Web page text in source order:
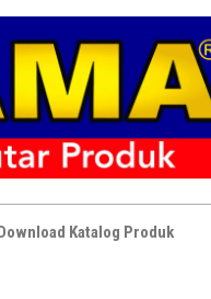
Katalog Produk